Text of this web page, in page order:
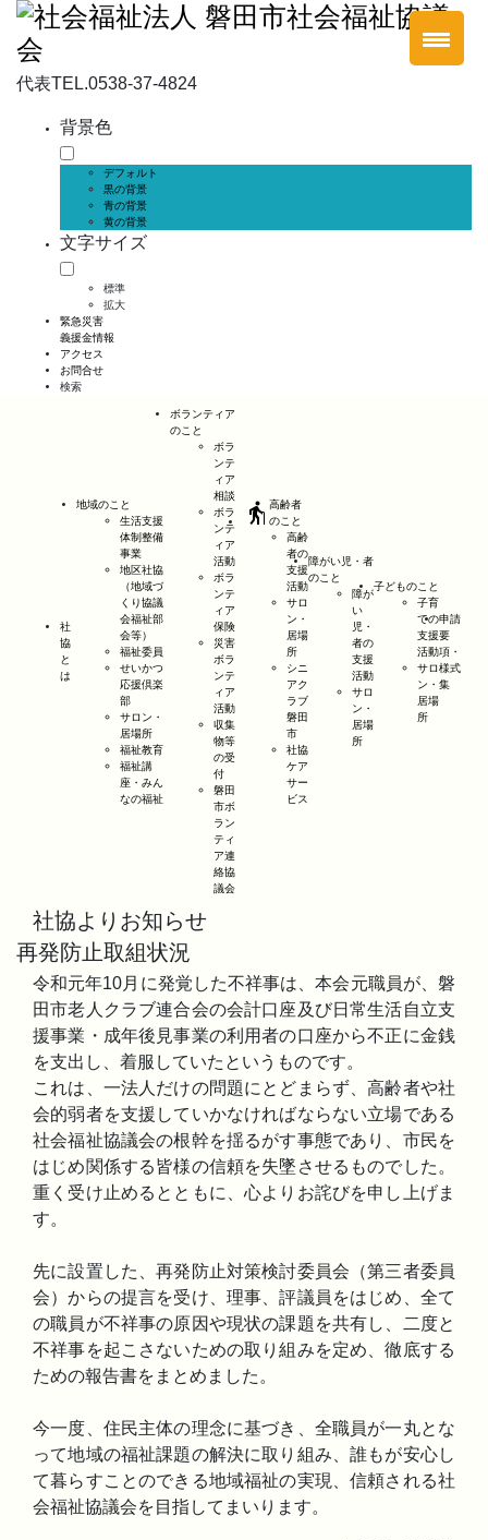
代表TEL.0538-37-4824
背景色
デフォルト
黒の背景
青の背景
黄の背景
文字サイズ
標準
拡大
緊急災害
義援金情報
アクセス
お問合せ
検索
社
協
と
は
地域のこと
生活支援
体制整備
事業
地区社協
（地域づ
くり協議
会福祉部
会等）
福祉委員
せいかつ
応援倶楽
部
サロン・
居場所
福祉教育
福祉講
座・みん
なの福祉
ボランティア
のこと
ボラ
ンテ
ィア
相談
ボラ
ンテ
ィア
活動
ボラ
ンテ
ィア
保険
災害
ボラ
ンテ
ィア
活動
収集
物等
の受
付
磐田
市ボ
ラン
ティ
ア連
絡協
議会
elderly高齢者
のこと
高齢
者の
支援
活動
サロ
ン・
居場
所
シニ
アク
ラブ
磐田
市
社協
ケア
サー
ビス
障がい児・者
のこと
障が
い
児・
者の
支援
活動
サロ
ン・
居場
所
子どものこと
子育
ての
支援
活動
サロ
ン・
居場
所
申請
要
項・
様式
集
社協よりお知らせ
再発防止取組状況
令和元年10月に発覚した不祥事は、本会元職員が、磐
田市老人クラブ連合会の会計口座及び日常生活自立支
援事業・成年後見事業の利用者の口座から不正に金銭
を支出し、着服していたというものです。
これは、一法人だけの問題にとどまらず、高齢者や社
会的弱者を支援していかなければならない立場である
社会福祉協議会の根幹を揺るがす事態であり、市民を
はじめ関係する皆様の信頼を失墜させるものでした。
重く受け止めるとともに、心よりお詫びを申し上げま
す。
先に設置した、再発防止対策検討委員会（第三者委員
会）からの提言を受け、理事、評議員をはじめ、全て
の職員が不祥事の原因や現状の課題を共有し、二度と
不祥事を起こさないための取り組みを定め、徹底する
ための報告書をまとめました。
今一度、住民主体の理念に基づき、全職員が一丸とな
って地域の福祉課題の解決に取り組み、誰もが安心し
て暮らすことのできる地域福祉の実現、信頼される社
会福祉協議会を目指してまいります。